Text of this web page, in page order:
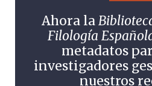
Ahora la
Filología
metadatos
investigadores
nuestros